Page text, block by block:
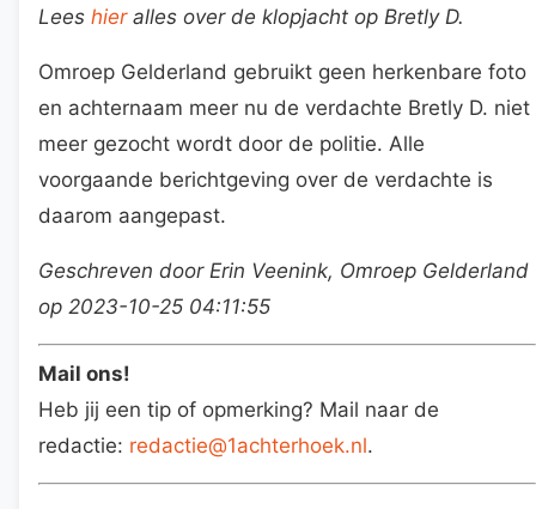
Lees hieralles over de klopjacht op Bretly D.
Omroep Gelderland gebruikt geen herkenbare foto
en achternaam meer nu de verdachte Bretly D. niet
meer gezocht wordt door de politie. Alle
voorgaande berichtgeving over de verdachte is
daarom aangepast.
Geschreven door Erin Veenink, Omroep Gelderland
op 2023-10-25 04:11:55
Mail ons!
Heb jij een tip of opmerking? Mail naar de
redactie: redactie@1achterhoek.nl.